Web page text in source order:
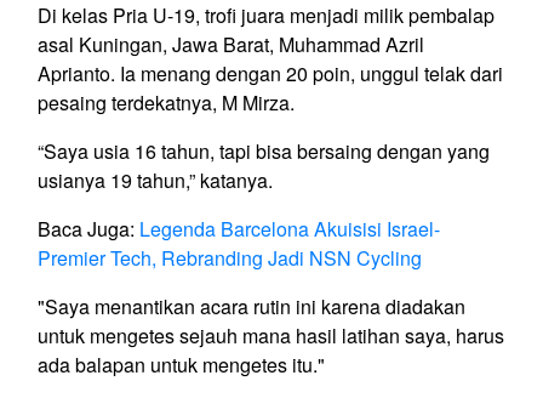
Di kelas Pria U-19, trofi juara menjadi milik pembalap
asal Kuningan, Jawa Barat, Muhammad Azril
Aprianto. Ia menang dengan 20 poin, unggul telak dari
pesaing terdekatnya, M Mirza.
“Saya usia 16 tahun, tapi bisa bersaing dengan yang
usianya 19 tahun,” katanya.
Baca Juga: Legenda Barcelona Akuisisi Israel-
Premier Tech, Rebranding Jadi NSN Cycling
"Saya menantikan acara rutin ini karena diadakan
untuk mengetes sejauh mana hasil latihan saya, harus
ada balapan untuk mengetes itu."